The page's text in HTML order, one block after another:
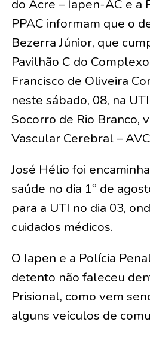
do Acre – Iapen-AC e a
PPAC informam que o
Bezerra Júnior, que
Pavilhão C do
Francisco de Oliveira
neste sábado, 08, na
Socorro de Rio Branco,
Vascular Cerebral –
José Hélio foi
saúde no dia 1º de
para a UTI no dia 03,
cuidados médicos.
O Iapen e a Polícia
detento não faleceu
Prisional, como vem
alguns veículos de